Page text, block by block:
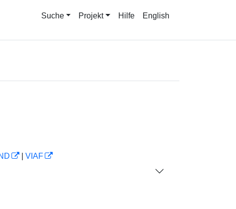
Suche Projekt Hilfe English
VIAF